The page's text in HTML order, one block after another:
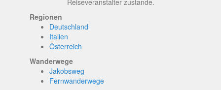
Reiseveranstalter zustande.
Regionen
Deutschland
Italien
Österreich
Wanderwege
Jakobsweg
Fernwanderwege